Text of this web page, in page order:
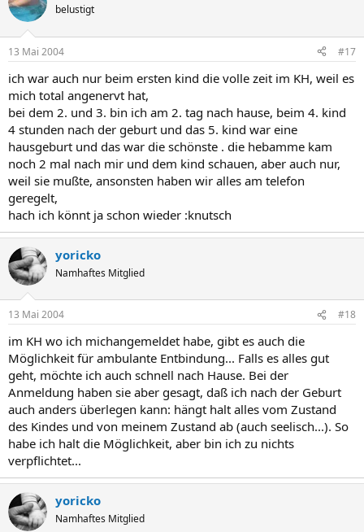
belustigt
13 Mai 2004 #17
ich war auch nur beim ersten kind die volle zeit im KH, weil es
mich total angenervt hat,
bei dem 2. und 3. bin ich am 2. tag nach hause, beim 4. kind
4 stunden nach der geburt und das 5. kind war eine
hausgeburt und das war die schönste . die hebamme kam
noch 2 mal nach mir und dem kind schauen, aber auch nur,
weil sie mußte, ansonsten haben wir alles am telefon
geregelt,
hach ich könnt ja schon wieder :knutsch
yoricko
Namhaftes Mitglied
13 Mai 2004 #18
im KH wo ich michangemeldet habe, gibt es auch die
Möglichkeit für ambulante Entbindung... Falls es alles gut
geht, möchte ich auch schnell nach Hause. Bei der
Anmeldung haben sie aber gesagt, daß ich nach der Geburt
auch anders überlegen kann: hängt halt alles vom Zustand
des Kindes und von meinem Zustand ab (auch seelisch...). So
habe ich halt die Möglichkeit, aber bin ich zu nichts
verpflichtet...
yoricko
Namhaftes Mitglied